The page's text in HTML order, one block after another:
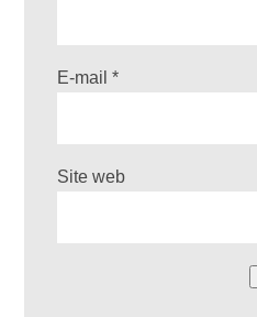
E-mail*
Site web